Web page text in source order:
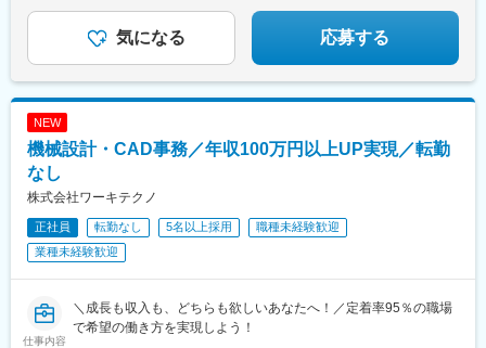
あり
萱町六丁目駅、平和通駅、中洲川端駅、浜町アーケード駅、慶徳
校前駅、竹芝駅、五反田駅、立川南駅、石川町駅、千葉中央駅、
丸の内駅(愛知県)、近鉄名古屋駅、なにわ橋駅、四ツ橋駅、布施
気になる 応募する
NEW
機械設計・CAD事務／年収100万円以上UP実現／転勤
なし
株式会社ワーキテクノ
正社員 転勤なし 5名以上採用
職種未経験歓迎
業種未経験歓迎
仕事内容
＼成長も収入も、どちらも欲しいあなたへ！／定着率95％の職場
で希望の働き方を実現しよう！